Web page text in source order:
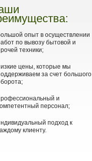
опыт в осуществлении
по вывозу бытовой и
техники;
цены, которые мы
за счет большого
и
персонал;
подход к
клиенту.